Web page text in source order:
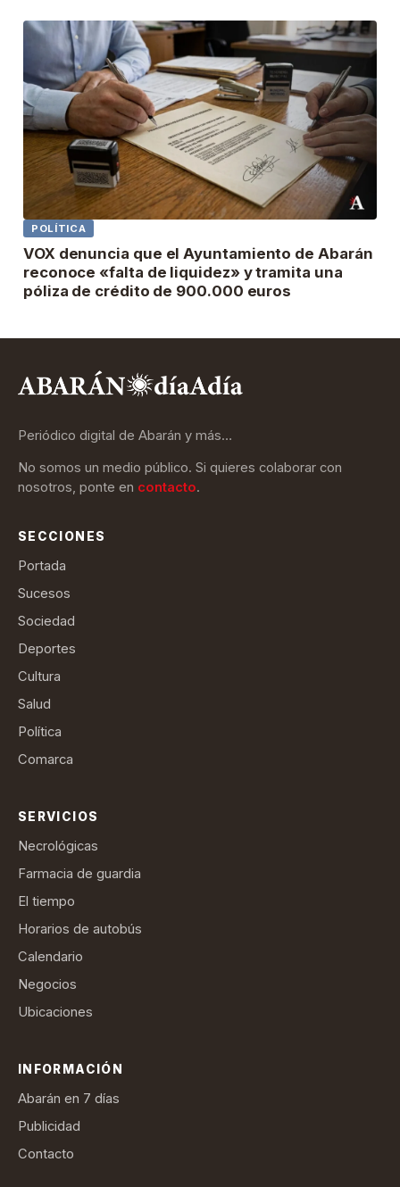
POLÍTICA
VOX denuncia que el Ayuntamiento de Abarán
reconoce «falta de liquidez» y tramita una
póliza de crédito de 900.000 euros
Periódico digital de Abarán y más…
No somos un medio público. Si quieres colaborar con
nosotros, ponte en contacto.
SECCIONES
Portada
Sucesos
Sociedad
Deportes
Cultura
Salud
Política
Comarca
SERVICIOS
Necrológicas
Farmacia de guardia
El tiempo
Horarios de autobús
Calendario
Negocios
Ubicaciones
INFORMACIÓN
Abarán en 7 días
Publicidad
Contacto